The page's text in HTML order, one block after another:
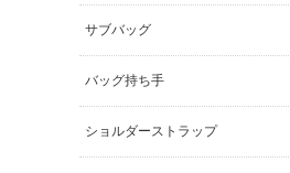
サブバッグ
バッグ持ち手
ショルダーストラップ